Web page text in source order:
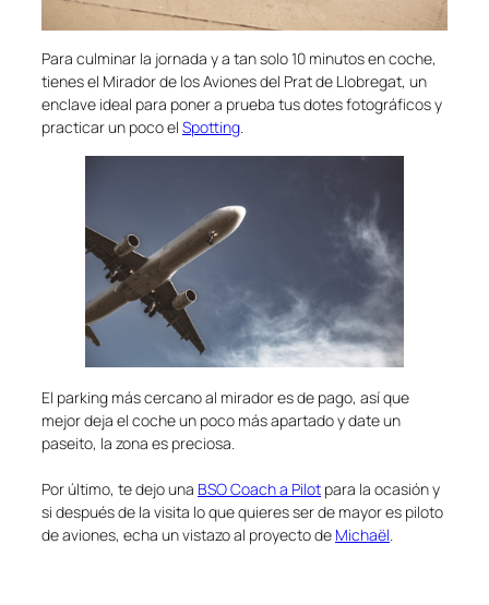
Para culminar la jornada y a tan solo 10 minutos en coche,
tienes el Mirador de los Aviones del Prat de Llobregat, un
enclave ideal para poner a prueba tus dotes fotográficos y
practicar un poco el Spotting
El parking más cercano al mirador es de pago, así que
mejor deja el coche un poco más apartado y date un
paseito, la zona es preciosa.
Por último, te dejo una BSO Coach a Pilot para la ocasión y
si después de la visita lo que quieres ser de mayor es piloto
de aviones, echa un vistazo al proyecto de Michaël